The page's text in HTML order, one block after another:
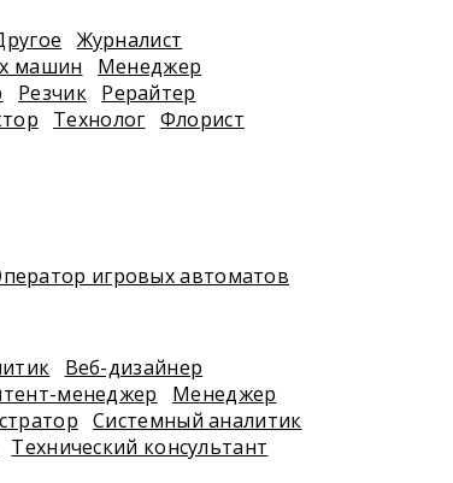
Журналист
машин
Менеджер
Резчик Рерайтер
Технолог Флорист
игровых автоматов
Веб-дизайнер
менеджер
Менеджер
Системный аналитик
Технический консультант